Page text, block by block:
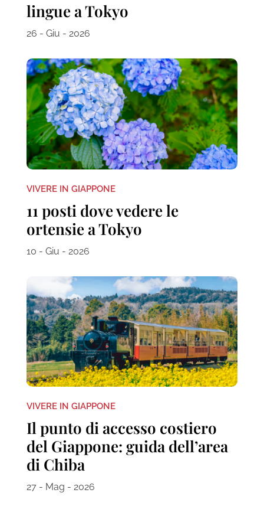
lingue a Tokyo
26 - Giu - 2026
VIVERE IN GIAPPONE
11 posti dove vedere le
ortensie a Tokyo
10 - Giu - 2026
VIVERE IN GIAPPONE
Il punto di accesso costiero
del Giappone: guida dell’area
di Chiba
27 - Mag - 2026